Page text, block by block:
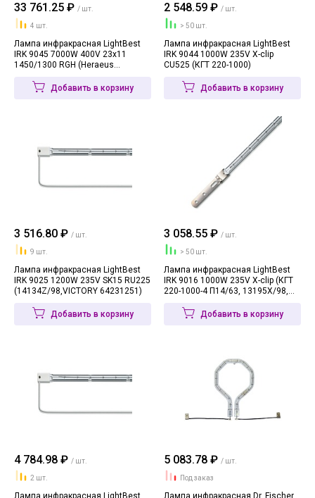
33 761.25 ₽ / шт.
4 шт.
Лампа инфракрасная LightBest
IRK 9045 7000W 400V 23х11
1450/1300 RGH (Heraeus
Добавить в корзину
2 548.59 ₽ / шт.
> 50 шт.
Лампа инфракрасная LightBest
IRK 9044 1000W 235V X-clip
CU525 (КГТ 220-1000)
Добавить в корзину
3 516.80 ₽ / шт.
9 шт.
Лампа инфракрасная LightBest
IRK 9025 1200W 235V SK15 RU225
(14134Z/98,VICTORY 64231251)
Добавить в корзину
3 058.55 ₽ / шт.
> 50 шт.
Лампа инфракрасная LightBest
IRK 9016 1000W 235V X-clip (КГТ
220-1000-4 П14/63, 13195X/98,
Добавить в корзину
4 784.98 ₽ / шт.
2 шт.
Лампа инфракрасная LightBest
5 083.78 ₽ / шт.
Под заказ
Лампа инфракрасная Dr. Fischer